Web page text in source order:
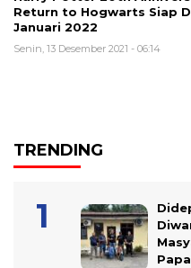
Return to Hogwarts Siap
Januari 2022
Senin, 13 Desember 2021 - 06:14
TRENDING